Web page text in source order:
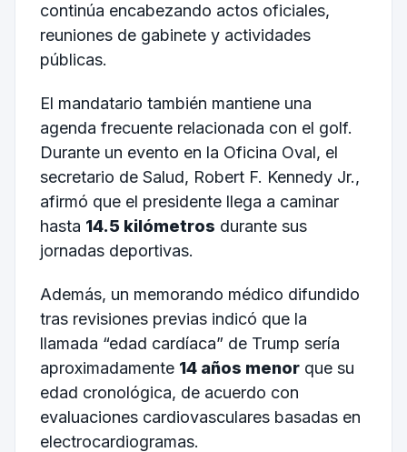
continúa encabezando actos oficiales,
reuniones de gabinete y actividades
públicas.
El mandatario también mantiene una
agenda frecuente relacionada con el golf.
Durante un evento en la Oficina Oval, el
secretario de Salud, Robert F. Kennedy Jr.,
afirmó que el presidente llega a caminar
hasta 14.5 kilómetros durante sus
jornadas deportivas.
Además, un memorando médico difundido
tras revisiones previas indicó que la
llamada “edad cardíaca” de Trump sería
aproximadamente 14 años menorque su
edad cronológica, de acuerdo con
evaluaciones cardiovasculares basadas en
electrocardiogramas.